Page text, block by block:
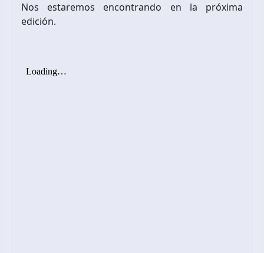
Nos estaremos encontrando en la próxima
edición.